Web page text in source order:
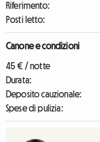
Riferimento:
Posti letto:
Canone e condizioni
45 € / notte
Durata:
Deposito cauzionale:
Spese di pulizia: